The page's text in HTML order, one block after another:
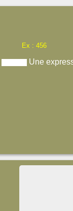
Ex : 456
Une